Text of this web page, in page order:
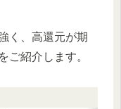
く、高還元が期
ご紹介します。